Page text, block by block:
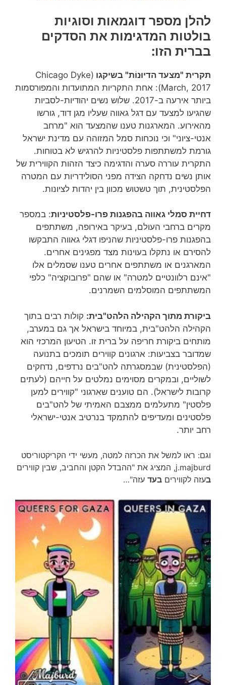
להלן מספר דוגמאות וסוגיות
בולטות המדגימות את הסדקים
בברית הזו:
תקרית "מצעד הדיוּנוֹת" בשיקגו (Chicago Dyke
March, 2017): אחת התקריות המתועדות והמפורסמות
ביותר אירעה ב-2017. שלוש נשים יהודיות-לסביות
שהגיעו למצעד עם דגל גאווה שעליו מגן דוד, גורשו
מהאירוע. המארגנות טענו שהמצעד הוא "מרחב
אנטי-ציוני" וכי נוכחות סמל המזוהה עם מדינת ישראל
גורמת למשתתפות פלסטיניות להרגיש לא בטוחות.
התקרית עוררה סערה והדגימה כיצד הזהות הקווירית של
אותן נשים נדחקה הצידה מפני הסולידריות עם המטרה
הפלסטינית, תוך טשטוש מכוון בין יהדות לציונות.
דחיית סמלי גאווה בהפגנות פרו-פלסטיניות: במספר
מקרים ברחבי העולם, בעיקר באירופה, משתתפים
בהפגנות פרו-פלסטיניות שהניפו דגלי גאווה התבקשו
להסירם או נתקלו בעוינות מצד מפגינים אחרים.
המארגנים או משתתפים אחרים טענו שסמלים אלו
"אינם רלוונטיים למטרה" או שהם "פרובוקציה" כלפי
המשתתפים המוסלמים השמרנים.
ביקורת מתוך הקהילה הלהט"בית: קולות רבים בתוך
הקהילה הלהט"בית, במיוחד בישראל אך גם במערב,
מותחים ביקורת חריפה על ברית זו. הטיעון המרכזי הוא
שמדובר בצביעות: ארגונים קווירים תומכים בתנועה
(הפלסטינית) שבמסגרתה להט"בים נרדפים, נדחקים
לשוליים, ובמקרים מסוימים נמלטים על חייהם (לעתים
קרובות לישראל). הם טוענים שארגוני "קווירים למען
פלסטין" מתעלמים ממצבם האמיתי של להט"בים
פלסטינים ומעדיפים להתמקד בנרטיב אנטי-ישראלי
רחב יותר.
וגם: ראו למשל את הכרזה למטה, מעשי ידי הקריקטוריסט
j.majburd, המציג את "ההבדל הקטן והחביב, שבין קווירים
בעזה לקווירים בעד עזה"…